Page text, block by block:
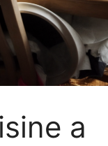
a